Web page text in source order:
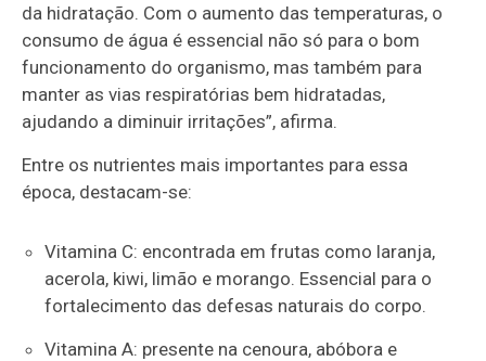
da hidratação. Com o aumento das temperaturas, o
consumo de água é essencial não só para o bom
funcionamento do organismo, mas também para
manter as vias respiratórias bem hidratadas,
ajudando a diminuir irritações”, afirma.
Entre os nutrientes mais importantes para essa
época, destacam-se:
Vitamina C: encontrada em frutas como laranja,
acerola, kiwi, limão e morango. Essencial para o
fortalecimento das defesas naturais do corpo.
Vitamina A: presente na cenoura, abóbora e